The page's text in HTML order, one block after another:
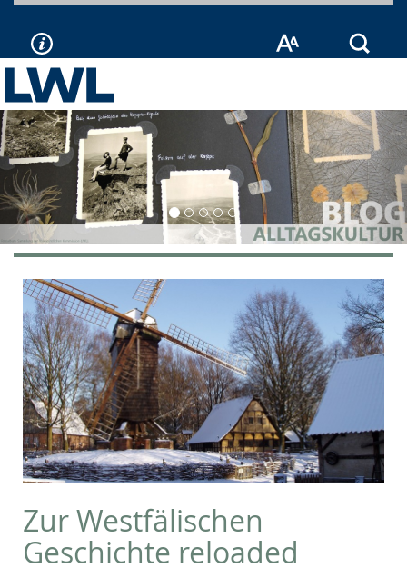
Vorherige
Zur Westfälischen
Geschichte reloaded